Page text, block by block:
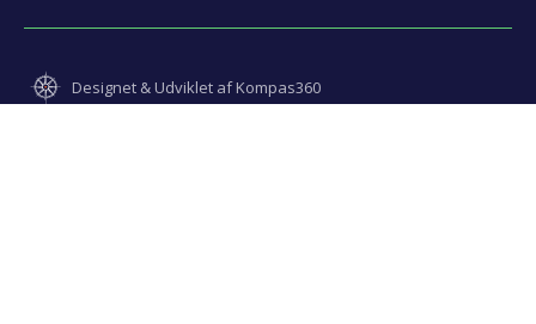
Designet & Udviklet af Kompas360